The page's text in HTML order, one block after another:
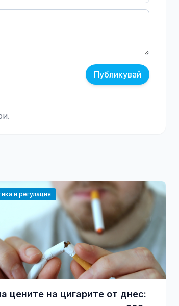
Публикувай
и регулация
цените на цигарите от днес: